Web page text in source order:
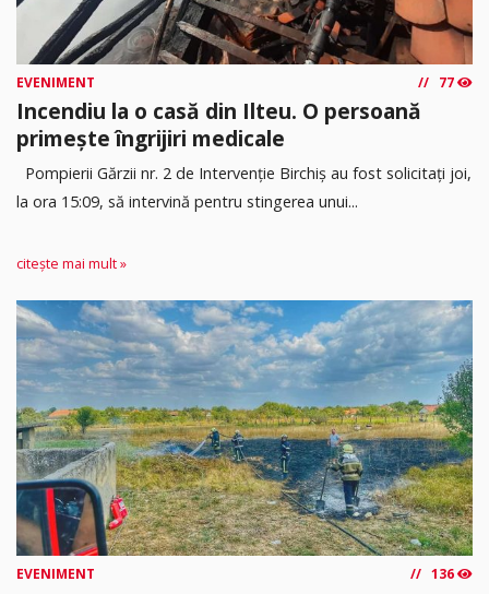
EVENIMENT 77
Incendiu la o casă din Ilteu. O persoană
primește îngrijiri medicale
Pompierii Gărzii nr. 2 de Intervenție Birchiș au fost solicitați joi,
la ora 15:09, să intervină pentru stingerea unui...
citește mai mult »
EVENIMENT 136